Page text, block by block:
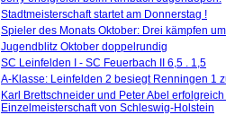
Stadtmeisterschaft startet am Donnerstag !
Spieler des Monats Oktober: Drei kämpfen
Jugendblitz Oktober doppelrundig
SC Leinfelden I - SC Feuerbach II 6,5 . 1,5
A-Klasse: Leinfelden 2 besiegt Renningen 1
Karl Brettschneider und Peter Abel
Einzelmeisterschaft von Schleswig-Holstein